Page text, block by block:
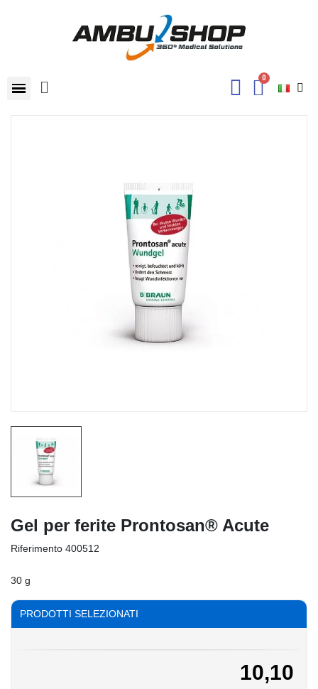
Gel per ferite Prontosan® Acute
Riferimento 400512
30 g
PRODOTTI SELEZIONATI
10,10